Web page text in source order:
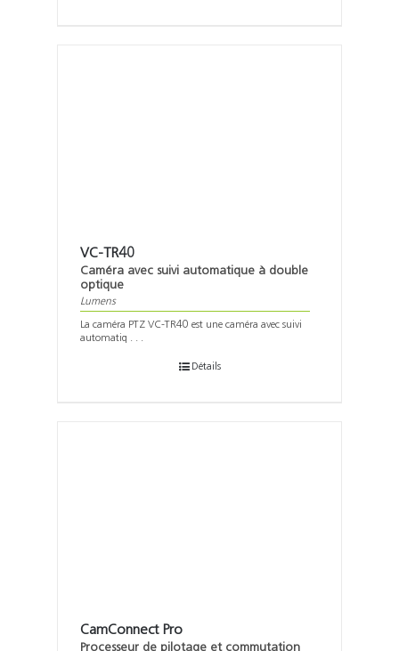
VC-TR40
Caméra avec suivi automatique à double
optique
Lumens
La caméra PTZ VC-TR40 est une caméra avec suivi
automatiq . . .
Détails
CamConnect Pro
Processeur de pilotage et commutation